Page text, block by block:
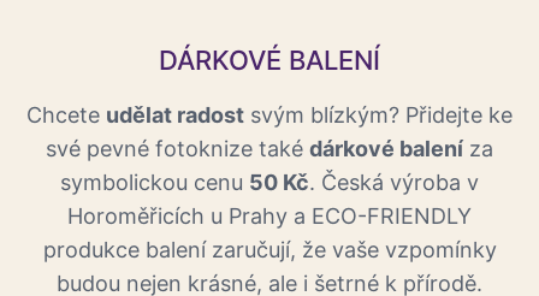
DÁRKOVÉ BALENÍ
Chcete udělat radost svým blízkým? Přidejte ke
své pevné fotoknize také dárkové balení za
symbolickou cenu 50 Kč. Česká výroba v
Horoměřicích u Prahy a ECO-FRIENDLY
produkce balení zaručují, že vaše vzpomínky
budou nejen krásné, ale i šetrné k přírodě.